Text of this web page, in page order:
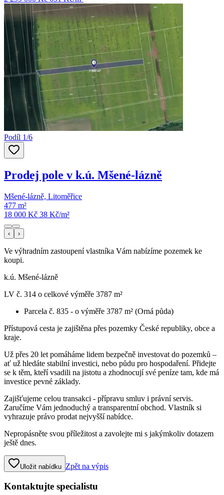
Podíl 1/6
Prodej pole v k.ú. Mšené-lázně
Mšené-lázně, Litoměřice
477 m²
18 000 Kč 38 Kč/m²
‹ ›
Ve výhradním zastoupení vlastníka Vám nabízíme pozemek ke
koupi.
k.ú. Mšené-lázně
LV č. 314 o celkové výměře 3787 m²
Parcela č. 835 - o výměře 3787 m² (Orná půda)
Přístupová cesta je zajištěna přes pozemky České republiky, obce a
kraje.
Už přes 20 let pomáháme lidem bezpečně investovat do pozemků –
ať už hledáte stabilní investici, nebo půdu pro hospodaření. Přidejte
se k těm, kteří vsadili na jistotu a zhodnocují své peníze tam, kde má
investice pevné základy.
Zajišťujeme celou transakci - přípravu smluv i právní servis.
Zaručíme Vám jednoduchý a transparentní obchod. Vlastník si
vyhrazuje právo prodat nejvyšší nabídce.
Nepropásněte svou příležitost a zavolejte mi s jakýmkoliv dotazem
ještě dnes.
Uložit nabídku Zpět na výpis
Kontaktujte specialistu